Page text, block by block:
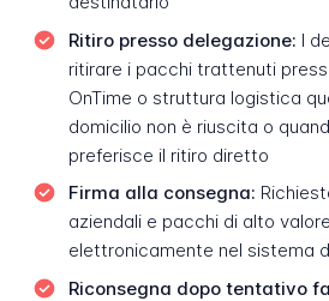
Ritiro presso delegazione: I
ritirare i pacchi trattenuti
OnTime o struttura logistica
domicilio non è riuscita o
preferisce il ritiro diretto
Firma alla consegna:
aziendali e pacchi di alto
elettronicamente nel sistema
Riconsegna dopo tentativo